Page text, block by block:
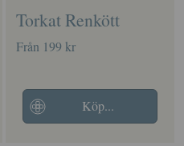
Torkat Renkött
Från 199 kr
Köp...